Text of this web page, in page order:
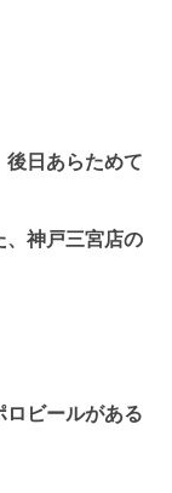
日あらためて
、神戸三宮店の
ビールがある